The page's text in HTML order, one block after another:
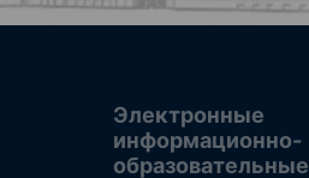
Электронные
информационно-
образовательные